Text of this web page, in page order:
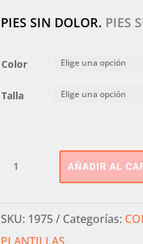
PIES SIN DOLOR. PIES
Color
Talla
FOOTOGEL
AÑADIR AL
SKU: 1975 Categorías: